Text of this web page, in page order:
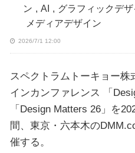
ン , AI , グラフィックデザ
メディアデザイン
2026/7/1 12:00
スペクトラムトーキョー
インカンファレンス 「
「Design Matters 26」を
間、東京・六本木の
催する。